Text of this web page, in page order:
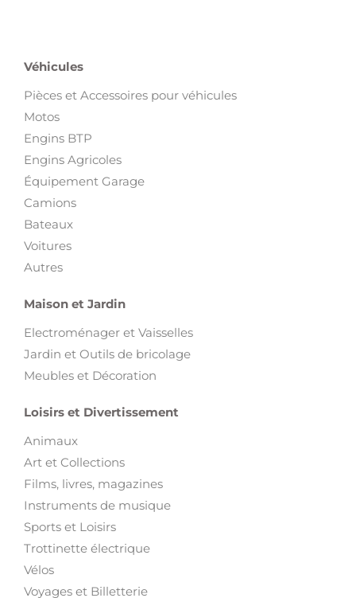
Véhicules
Pièces et Accessoires pour véhicules
Motos
Engins BTP
Engins Agricoles
Équipement Garage
Camions
Bateaux
Voitures
Autres
Maison et Jardin
Electroménager et Vaisselles
Jardin et Outils de bricolage
Meubles et Décoration
Loisirs et Divertissement
Animaux
Art et Collections
Films, livres, magazines
Instruments de musique
Sports et Loisirs
Trottinette électrique
Vélos
Voyages et Billetterie